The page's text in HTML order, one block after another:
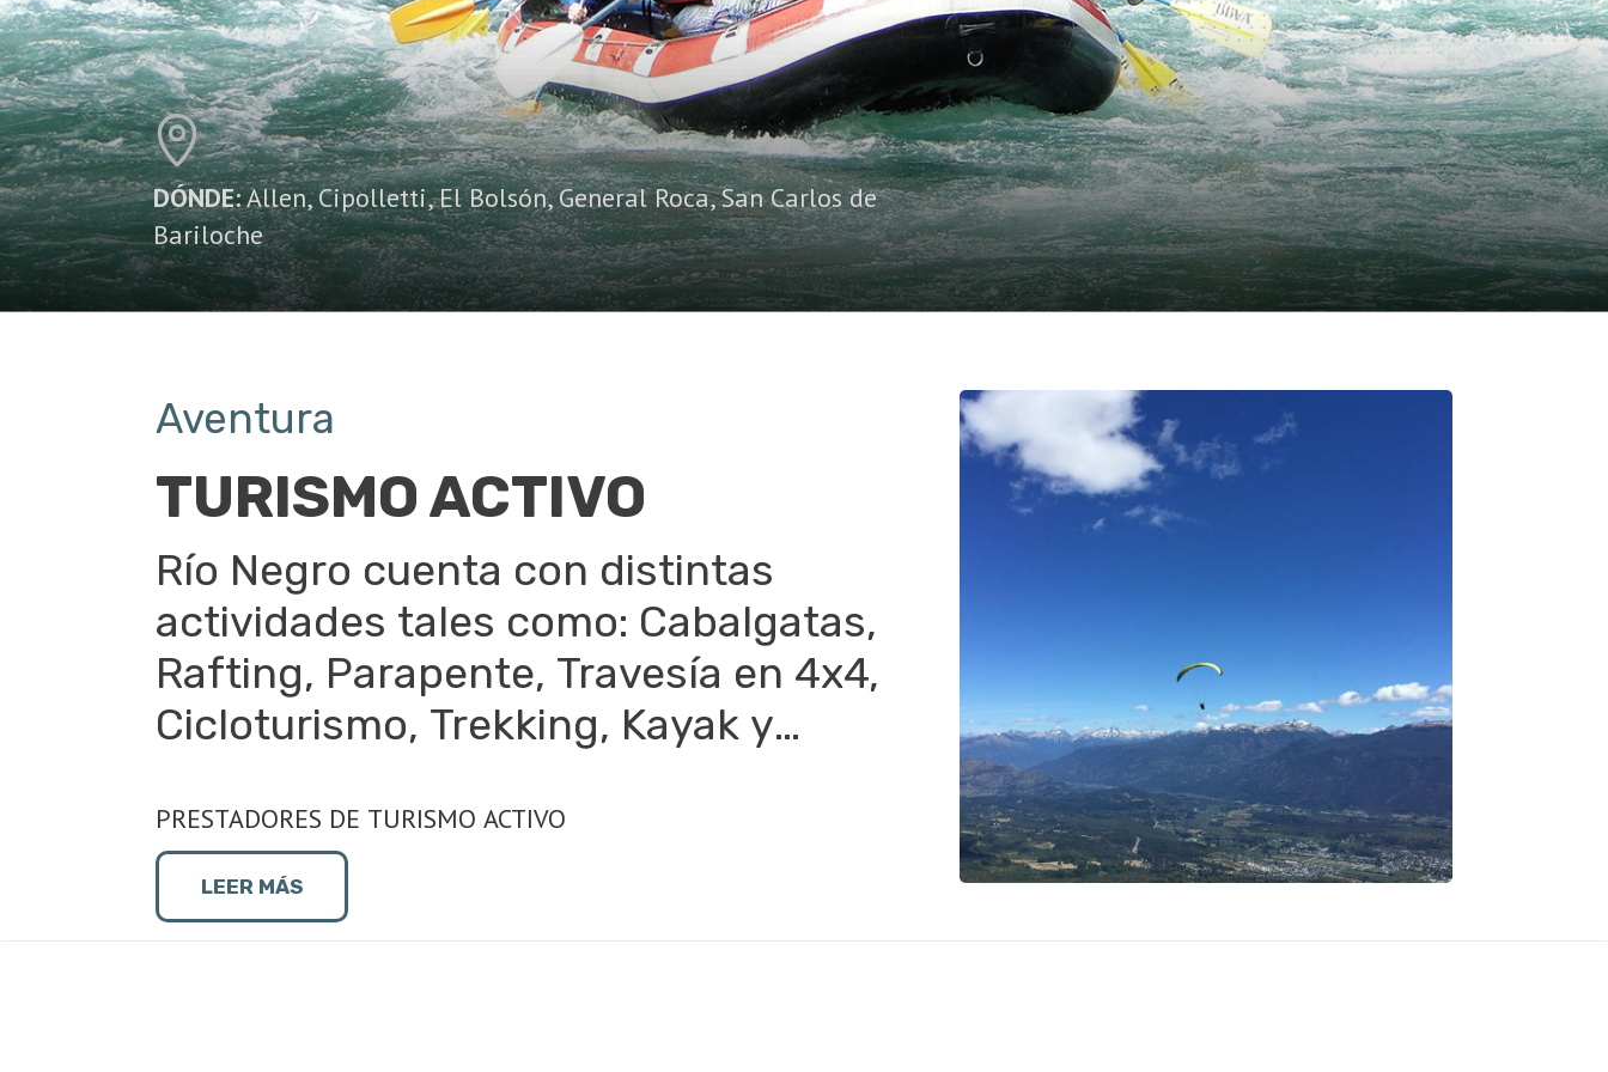
DÓNDE:Allen,Cipolletti,El Bolsón,General Roca,San Carlos de
Bariloche
Aventura
TURISMO ACTIVO
Río Negro cuenta con distintas
actividades tales como: Cabalgatas,
Rafting, Parapente, Travesía en 4x4,
Cicloturismo, Trekking, Kayak y
PRESTADORES DE TURISMO ACTIVO
( Ley 3883-Decreto 206/13)
GEODA TREKKING
LEER MÁS